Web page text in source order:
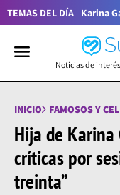
TEMAS DEL DÍA Karina
Noticias de
INICIO FAMOSOS Y
Hija de Karina
críticas por
treinta”